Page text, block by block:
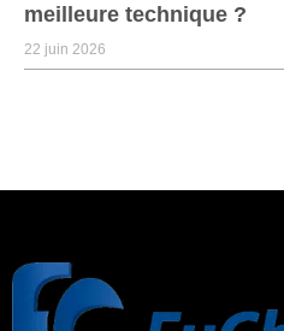
meilleure technique ?
22 juin 2026